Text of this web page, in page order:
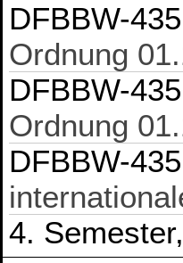
DFBBW-
Ordnung
DFBBW-
Ordnung
DFBBW-
4.